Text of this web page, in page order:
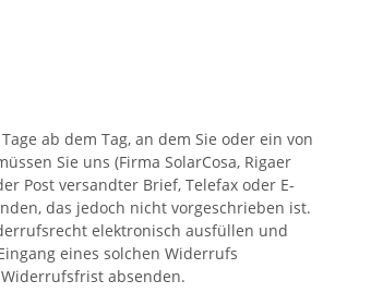
ab dem Tag, an dem Sie oder ein von
Sie uns (Firma SolarCosa, Rigaer
Post versandter Brief, Telefax oder E-
das jedoch nicht vorgeschrieben ist.
elektronisch ausfüllen und
eines solchen Widerrufs
absenden.